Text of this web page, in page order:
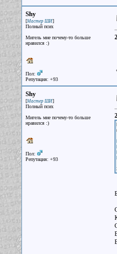
Shy
[Мастер ШИ]
Полный псих
Мигель мне почему-то больше
нравился :)
Пол:
Репутация: +93
2
Shy
[Мастер ШИ]
Полный псих
Мигель мне почему-то больше
нравился :)
Пол:
Репутация: +93